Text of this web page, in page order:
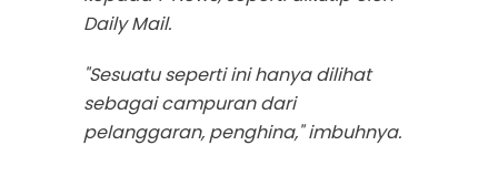
Daily Mail.
"Sesuatu seperti ini hanya dilihat
sebagai campuran dari
pelanggaran, penghina," imbuhnya.